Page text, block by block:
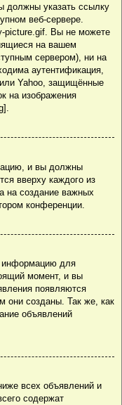
должны указать ссылку
веб-сервере.
picture.gif. Вы не можете
на вашем
сервером), ни на
аутентификация,
Yahoo, защищённые
на изображения
и вы должны
вверху каждого из
на создание важных
конференции.
информацию для
момент, и вы
появляются
они созданы. Так же, как
объявлений
всех объявлений и
содержат